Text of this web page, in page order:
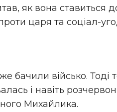
як вона ставиться
царя та соціал-
бачили військо. Тоді
і навіть
Михайлика.